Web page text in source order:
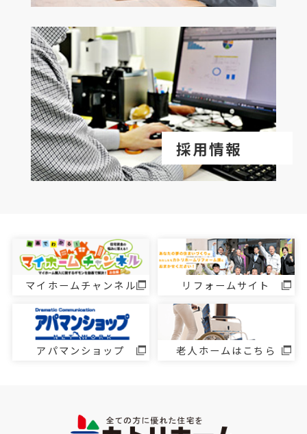
採用情報
マイホームチャンネル リフォームサイト
アパマンショップ 老人ホームはこちら